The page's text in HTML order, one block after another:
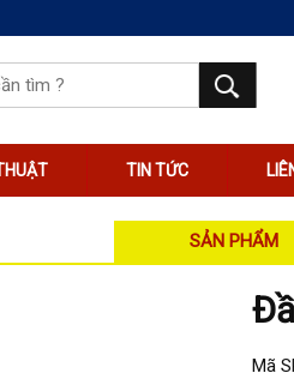
TIN TỨC
SẢN PHẨM
Mã